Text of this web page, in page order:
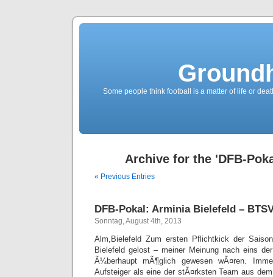
Some people think football is a matter of life or
Archive for the 'DFB-
« Previous Entries
DFB-Pokal: Arminia Bielefeld –
Sonntag, August 4th, 2013
Alm,Bielefeld Zum ersten Pflichtkick der
Bielefeld gelost – meiner Meinung nach eins
Ã¼berhaupt mÃ¶glich gewesen wÃ¤ren.
Aufsteiger als eine der stÃ¤rksten Team aus